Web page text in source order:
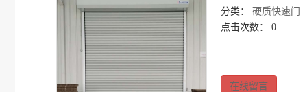
分类： 硬质快速门
点击次数： 0
在线留言